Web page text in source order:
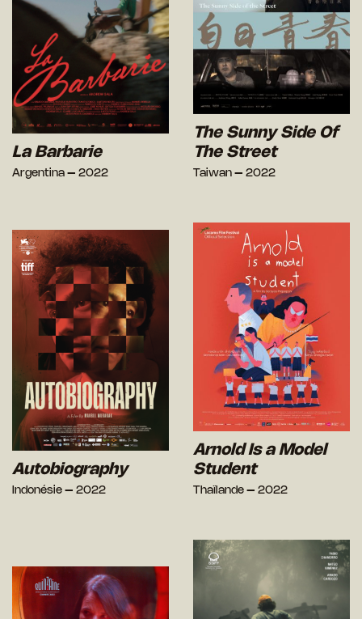
La Barbarie
Argentina – 2022
The Sunny Side Of
The Street
Taiwan – 2022
Autobiography
Indonésie – 2022
Arnold Is a Model
Student
Thaïlande – 2022